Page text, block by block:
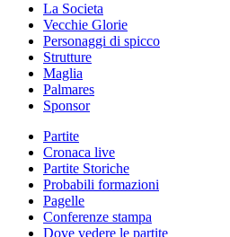
La Societa
Vecchie Glorie
Personaggi di spicco
Strutture
Maglia
Palmares
Sponsor
Partite
Cronaca live
Partite Storiche
Probabili formazioni
Pagelle
Conferenze stampa
Dove vedere le partite